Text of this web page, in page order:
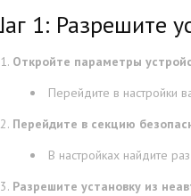
1: Разрешите
Откройте параметры
Перейдите в настройки
Перейдите в секцию
В настройках найдите
Разрешите установку из